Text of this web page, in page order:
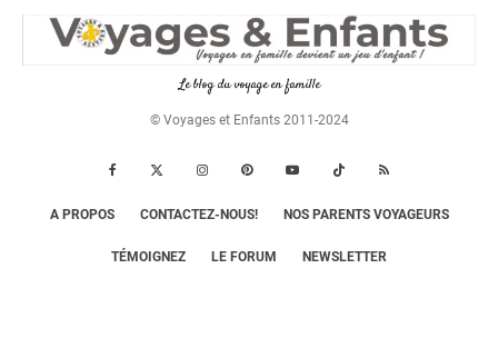
Le blog du voyage en famille
© Voyages et Enfants 2011-2024
A PROPOS CONTACTEZ-NOUS! NOS PARENTS VOYAGEURS
TÉMOIGNEZ LE FORUM NEWSLETTER